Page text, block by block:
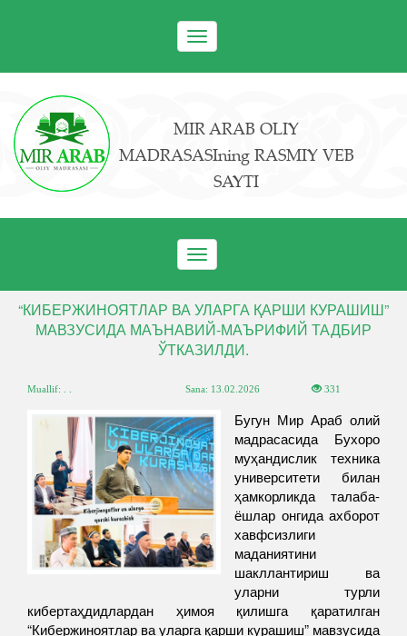
Toggle
navigation
MIR ARAB OLIY
MADRASASIning RASMIY VEB
SAYTI
Toggle
navigation
“КИБЕРЖИНОЯТЛАР ВА УЛАРГА ҚАРШИ КУРАШИШ”
МАВЗУСИДА МАЪНАВИЙ-МАЪРИФИЙ ТАДБИР
ЎТКАЗИЛДИ.
Muallif: . . Sana: 13.02.2026 331
Бугун Мир Араб олий
мадрасасида Бухоро
муҳандислик техника
университети билан
ҳамкорликда талаба-
ёшлар онгида ахборот
хавфсизлиги
маданиятини
шакллантириш ва
уларни турли
кибертаҳдидлардан ҳимоя қилишга қаратилган
“Кибержиноятлар ва уларга қарши курашиш” мавзусида